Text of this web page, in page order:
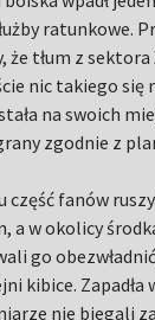
ratunkowe.
że tłum z
nic takiego się
na swoich
zgodnie z
fanów
a w okolicy
go
kibice.
nie biegali